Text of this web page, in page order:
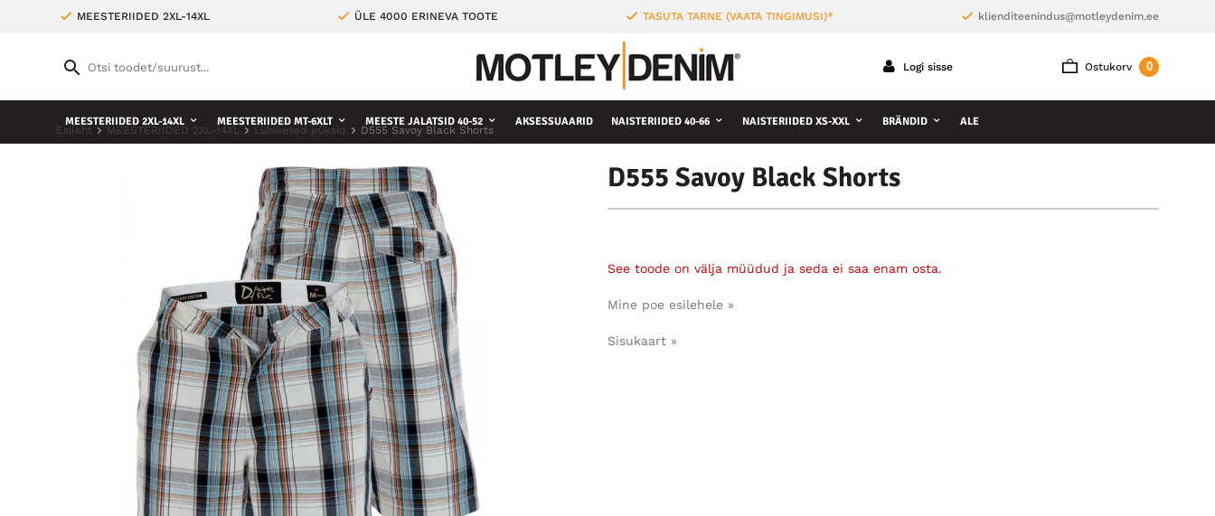
MEESTERIIDED 2XL-14XL ÜLE 4000 ERINEVA TOOTE TASUTA TARNE (VAATA TINGIMUSI)* klienditeenindus@motleydenim.ee
Ostukorv 0
Logi sisse
MEESTERIIDED 2XL-14XL MEESTERIIDED MT-6XLT MEESTE JALATSID 40-52 AKSESSUAARID NAISTERIIDED 40-66 NAISTERIIDED XS-XXL BRÄNDID ALE
Esileht MEESTERIIDED 2XL-14XL Lühikesed püksid D555 Savoy Black Shorts
D555 Savoy Black Shorts
See toode on välja müüdud ja seda ei saa enam osta.
Mine poe esilehele »
Sisukaart »